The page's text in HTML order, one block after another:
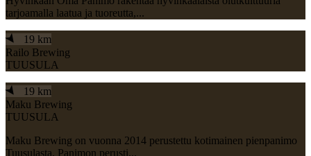
tarjoamalla laatua ja tuoreutta,...
➤ 19 km
Railo Brewing
TUUSULA
➤ 19 km
Maku Brewing
TUUSULA
Maku Brewing on vuonna 2014 perustettu kotimainen pienpanimo
Tuusulasta. Panimon perusti...